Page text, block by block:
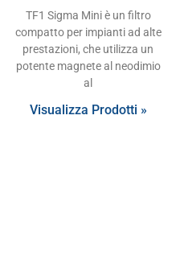
TF1 Sigma Mini è un filtro
compatto per impianti ad alte
prestazioni, che utilizza un
potente magnete al neodimio
al
Visualizza Prodotti »